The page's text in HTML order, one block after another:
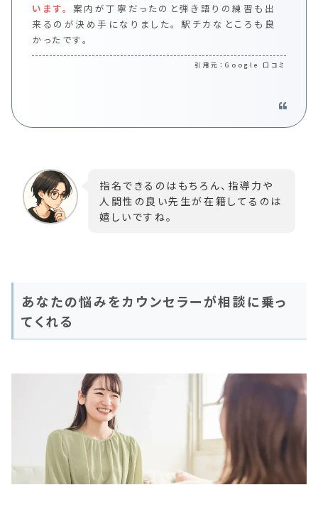
います。
来るのが決め手になりました。 駅チカなところも良
かったです。
Google 口コミ
指名できるのはもちろん、指導力や
人間性の良い先生が在籍してるのは
嬉しいですね。
あなたの悩みをカウンセラーが相談に乗っ
てくれる